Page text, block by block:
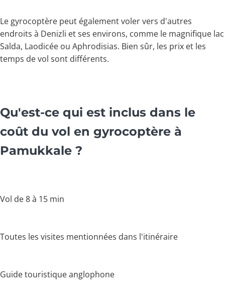
Le gyrocoptère peut également voler vers d'autres
endroits à Denizli et ses environs, comme le magnifique lac
Salda, Laodicée ou Aphrodisias. Bien sûr, les prix et les
temps de vol sont différents.
Qu'est-ce qui est inclus dans le
coût du vol en gyrocoptère à
Pamukkale ?
Vol de 8 à 15 min
Toutes les visites mentionnées dans l'itinéraire
Guide touristique anglophone